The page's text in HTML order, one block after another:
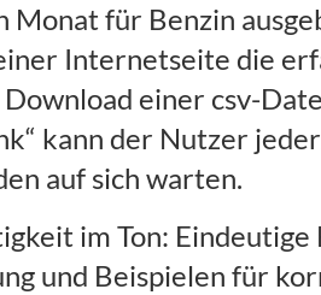
Monat für Benzin
Internetseite die
einer csv-
kann der Nutzer
auf sich warten.
im Ton:
und Beispielen für